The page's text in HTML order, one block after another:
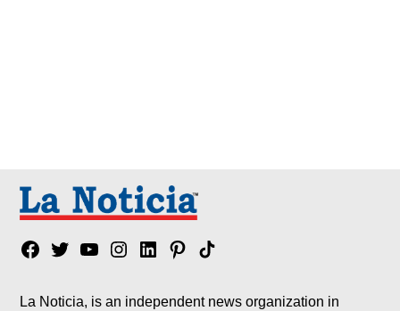
Facebook
TwitterYouTubeInstagram
LinkedinPinterest
Tik
La Noticia, is an independent news organization in